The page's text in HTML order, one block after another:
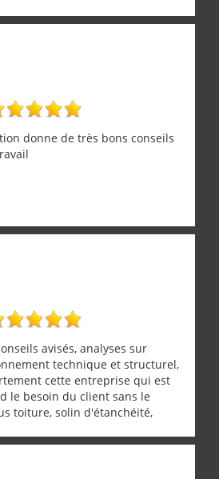
et de la considération, ce qui
les pationnés de leur métier.
pour sa disponibilité
donne de très bons conseils
avisés, analyses sur
technique et structurel,
cette entreprise qui est
le besoin du client sans le
toiture, solin d'étanchéité,
tout a été parfaitement mis en
d'y revenir. confiance assurée.